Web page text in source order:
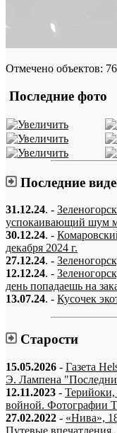
Отмечено объектов:
Последние фото
Последние
31.12.24. -
успокаивающий шум
30.12.24. -
декабря 2024 г.
27.12.24. -
12.12.24. -
день попадаешь на
13.07.24. - Кусочек
Старости
15.05.2026 - Газета
Э. Лампена
12.11.2023 - Терийоки,
войной. Фотографии
27.02.2022 - «Нива»,
Путевые впечатления.